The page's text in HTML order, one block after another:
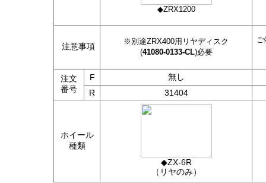
◆ZRX1200
注意事項
※別途ZRX400用リヤディスク
(41080-0133-CL)必要
ご
注文
番号
F
無し
R
31404
ホイール
種類
◆ZX-6R
（リヤのみ）